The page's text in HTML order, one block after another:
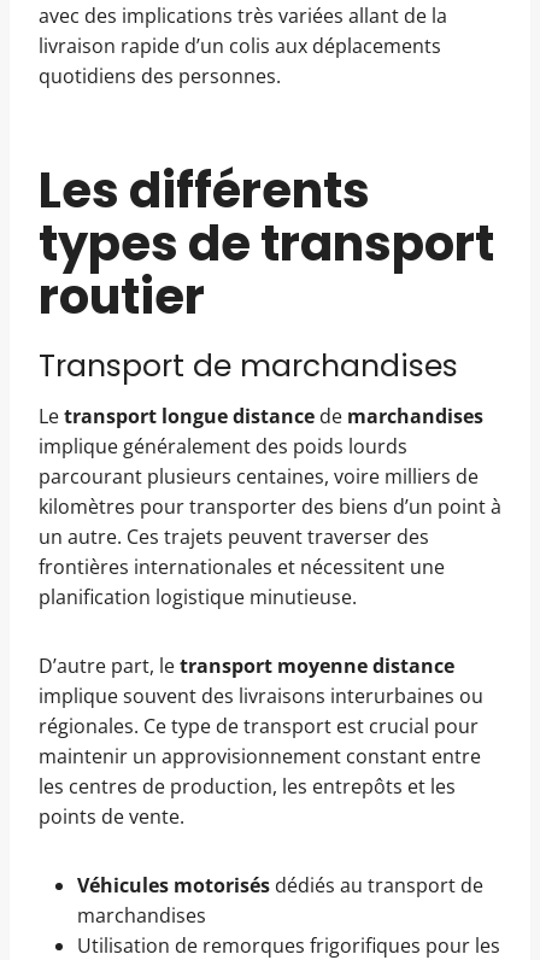
avec des implications très variées allant de la
livraison rapide d’un colis aux déplacements
quotidiens des personnes.
Les différents
types de transport
routier
Transport de marchandises
Letransport longue distance de marchandises
implique généralement des poids lourds
parcourant plusieurs centaines, voire milliers de
kilomètres pour transporter des biens d’un point à
un autre. Ces trajets peuvent traverser des
frontières internationales et nécessitent une
planification logistique minutieuse.
D’autre part, letransport moyenne distance
implique souvent des livraisons interurbaines ou
régionales. Ce type de transport est crucial pour
maintenir un approvisionnement constant entre
les centres de production, les entrepôts et les
points de vente.
Véhicules motorisés dédiés au transport de
marchandises
Utilisation de remorques frigorifiques pour les